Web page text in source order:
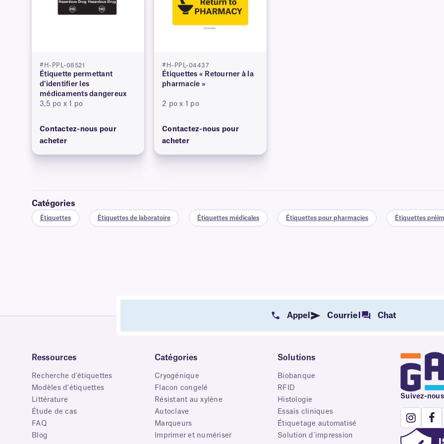
#H-PPL-08521
Étiquette permettant
d'identifier les
médicaments dangereux
3,5 po x 1 po
Contactez-nous pour
acheter
#H-PPL-04437
Étiquettes « Retourner à la
pharmacie »
2 po x 1 po
Contactez-nous pour
acheter
Catégories
Étiquettes Étiquettes de laboratoire Étiquettes médicales Étiquettes pour pharmacies Étiquettes
Appel Courriel Chat
Ressources
Recherche d'étiquettes
Modèles d'étiquettes
Littérature
Étude de cas
FAQ
Blog
Catégories
Cryogénique
Flacon congelé
Résistant au xylène
Autoclave
Marqueurs
Imprimer et numériser
Solutions
Biobanque
RFID
Histologie
Essais cliniques
Étiquetage automatisé
Solution d'impression
Suivez-nous